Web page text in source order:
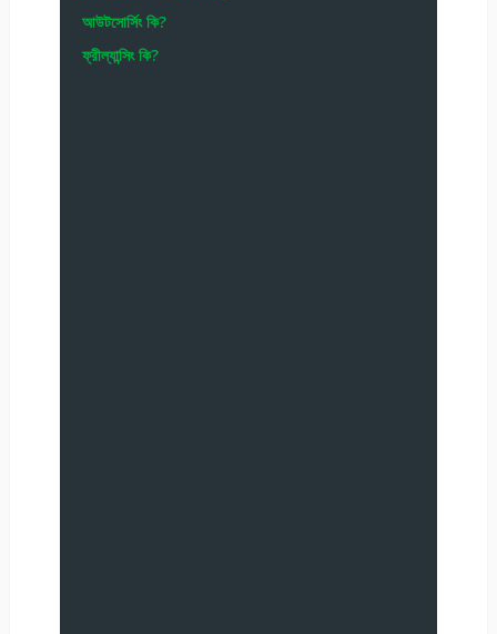
আউটসোর্সিং কি?
ফ্রীল্যান্সিং কি?